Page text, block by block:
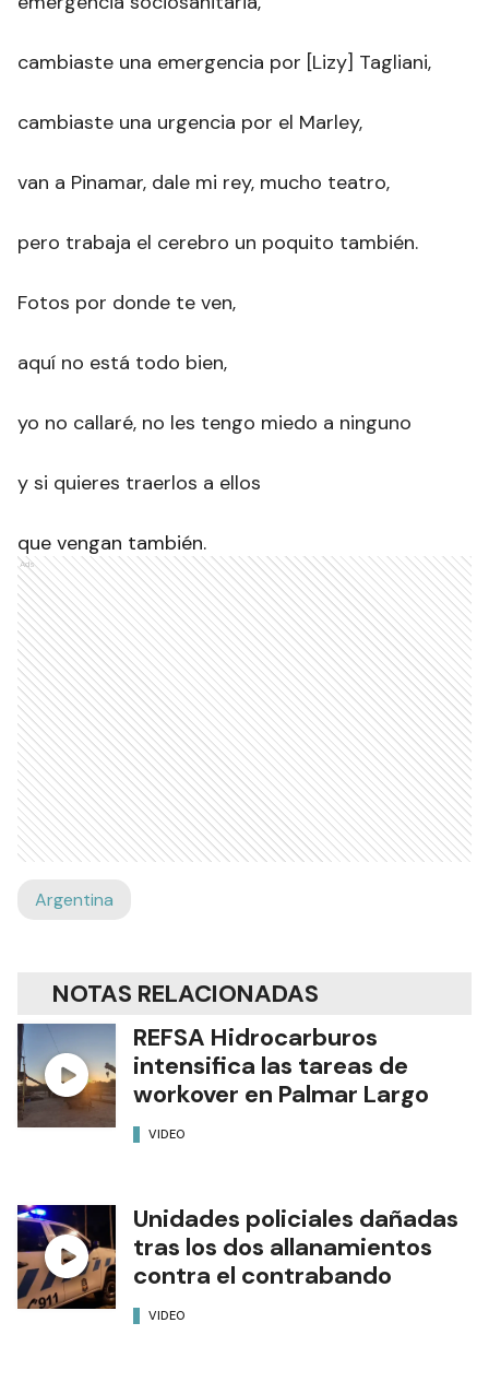
cambiaste una emergencia por [Lizy] Tagliani,
cambiaste una urgencia por el Marley,
van a Pinamar, dale mi rey, mucho teatro,
pero trabaja el cerebro un poquito también.
Fotos por donde te ven,
aquí no está todo bien,
yo no callaré, no les tengo miedo a ninguno
y si quieres traerlos a ellos
que vengan también.
Ads
Argentina
NOTAS RELACIONADAS
REFSA Hidrocarburos
intensifica las tareas de
workover en Palmar Largo
VIDEO
Unidades policiales dañadas
tras los dos allanamientos
contra el contrabando
VIDEO